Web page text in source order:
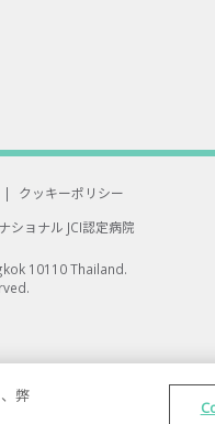
|
クッキーポリシー
ショナル JCI認定病院
10110 Thailand.
弊